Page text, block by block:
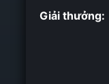
Giải thưởng: